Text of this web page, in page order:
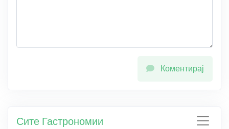
Коментирај
Сите Гастрономии